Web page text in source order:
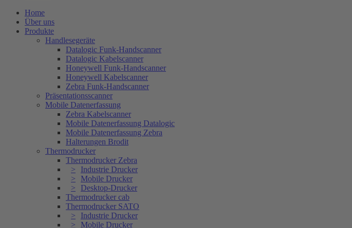
Home
Über uns
Produkte
Handlesegeräte
Datalogic Funk-Handscanner
Datalogic Kabelscanner
Honeywell Funk-Handscanner
Honeywell Kabelscanner
Zebra Funk-Handscanner
Präsentationsscanner
Mobile Datenerfassung
Zebra Kabelscanner
Mobile Datenerfassung Datalogic
Mobile Datenerfassung Zebra
Halterungen Brodit
Thermodrucker
Thermodrucker Zebra
Industrie Drucker
Mobile Drucker
Desktop-Drucker
Thermodrucker cab
Thermodrucker SATO
Industrie Drucker
Mobile Drucker